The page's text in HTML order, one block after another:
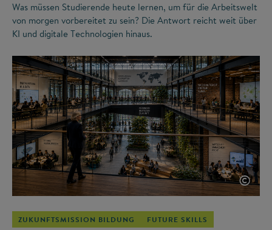
Was müssen Studierende heute lernen, um für die Arbeitswelt
von morgen vorbereitet zu sein? Die Antwort reicht weit über
KI und digitale Technologien hinaus.
©
ZUKUNFTSMISSION BILDUNG FUTURE SKILLS